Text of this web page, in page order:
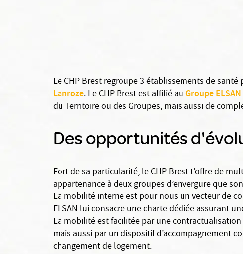
Le CHP Brest regroupe 3 établissements de
Lanroze. Le CHP Brest est affilié auGroupe ELSAN
du Territoire ou des Groupes, mais aussi de
Des opportunités
Fort de sa particularité, le CHP Brest t’offre de
appartenance à deux groupes d’envergure que
La mobilité interne est pour nous un vecteur de
ELSAN lui consacre une charte dédiée assurant
La mobilité est facilitée par une
mais aussi par un dispositif d’accompagnement
changement de logement.